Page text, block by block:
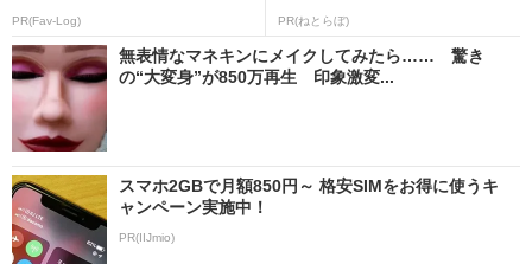
PR(Fav-Log) PR(ねとらぼ)
無表情なマネキンにメイクしてみたら…… 驚き
の“大変身”が850万再生 印象激変...
スマホ2GBで月額850円～ 格安SIMをお得に使うキ
ャンペーン実施中！
PR(IIJmio)